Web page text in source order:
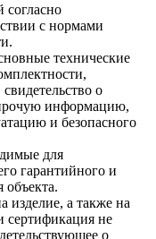
с нормами
технические
о
информацию,
и безопасного
для
гарантийного и
объекта.
изделие, а также на
сертификация не
о